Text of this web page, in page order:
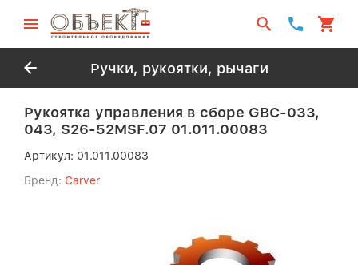
Ручки, рукоятки, рычаги
Рукоятка управления в сборе GBC-033,
043, S26-52MSF.07 01.011.00083
Артикул: 01.011.00083
Бренд: Carver